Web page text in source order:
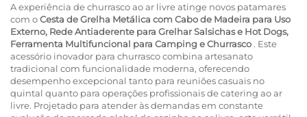
A experiência de churrasco ao ar livre atinge novos patamares
com oCesta de Grelha Metálica com Cabo de Madeira para Uso
Externo, Rede Antiaderente para Grelhar Salsichas e Hot Dogs,
Ferramenta Multifuncional para Camping e Churrasco . Este
acessório inovador para churrasco combina artesanato
tradicional com funcionalidade moderna, oferecendo
desempenho excepcional tanto para reuniões casuais no
quintal quanto para operações profissionais de catering ao ar
livre. Projetado para atender às demandas em constante